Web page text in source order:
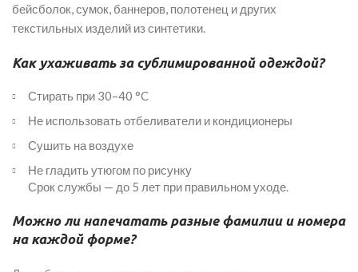
бейсболок, сумок, баннеров, полотенец и других
текстильных изделий из синтетики.
Как ухаживать за сублимированной одеждой?
Стирать при 30–40 °C
Не использовать отбеливатели и кондиционеры
Сушить на воздухе
Не гладить утюгом по рисунку
Срок службы — до 5 лет при правильном уходе.
Можно ли напечатать разные фамилии и номера
на каждой форме?